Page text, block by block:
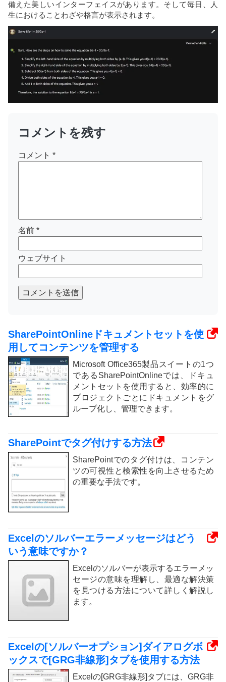
備えた美しいインターフェイスがあります。そして毎日、人
生におけることわざや格言が表示されます。
コメントを残す
コメント *
名前 *
ウェブサイト
コメントを送信
SharePointOnlineドキュメントセットを使
用してコンテンツを管理する
Microsoft Office365製品スイートの1つ
であるSharePointOnlineでは、ドキュ
メントセットを使用すると、効率的に
プロジェクトごとにドキュメントをグ
ループ化し、管理できます。
SharePointでタグ付けする方法
SharePointでのタグ付けは、コンテン
ツの可視性と検索性を向上させるため
の重要な手法です。
Excelのソルバーエラーメッセージはどう
いう意味ですか？
Excelのソルバーが表示するエラーメッ
セージの意味を理解し、最適な解決策
を見つける方法について詳しく解説し
ます。
Excelの[ソルバーオプション]ダイアログボ
ックスで[GRG非線形]タブを使用する方法
Excelの[GRG非線形]タブには、GRG非